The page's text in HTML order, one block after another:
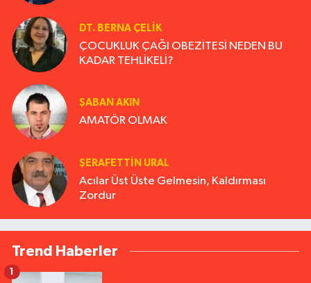
DT. BERNA ÇELIK
ÇOCUKLUK ÇAĞI OBEZİTESİ NEDEN BU
KADAR TEHLİKELİ?
ŞABAN AKIN
AMATÖR OLMAK
ŞERAFETTIN URAL
Acılar Üst Üste Gelmesin, Kaldırması
Zordur
Trend Haberler
1